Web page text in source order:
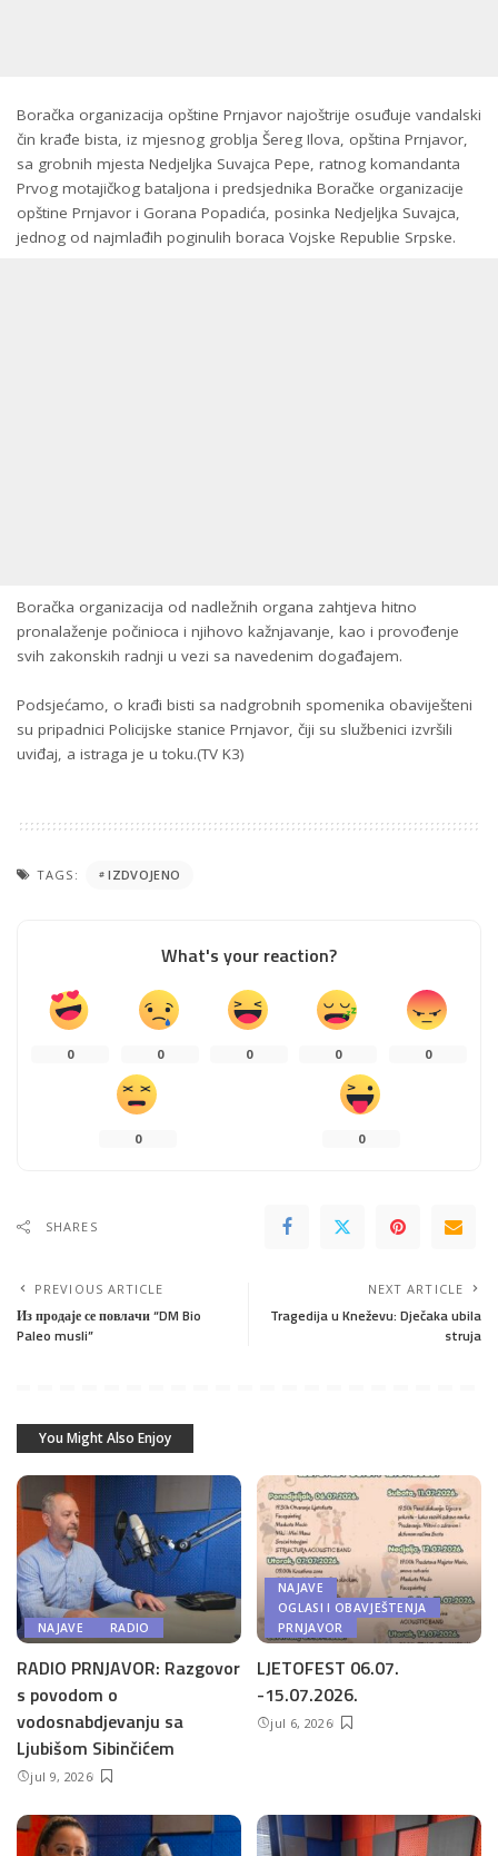
Boračka organizacija opštine Prnjavor najoštrije osuđuje vandalski
čin krađe bista, iz mjesnog groblja Šereg Ilova, opština Prnjavor,
sa grobnih mjesta Nedjeljka Suvajca Pepe, ratnog komandanta
Prvog motajičkog bataljona i predsjednika Boračke organizacije
opštine Prnjavor i Gorana Popadića, posinka Nedjeljka Suvajca,
jednog od najmlađih poginulih boraca Vojske Republie Srpske.
Boračka organizacija od nadležnih organa zahtjeva hitno
pronalaženje počinioca i njihovo kažnjavanje, kao i provođenje
svih zakonskih radnji u vezi sa navedenim događajem.
Podsjećamo, o krađi bisti sa nadgrobnih spomenika obaviješteni
su pripadnici Policijske stanice Prnjavor, čiji su službenici izvršili
uviđaj, a istraga je u toku.(TV K3)
TAGS: IZDVOJENO
What's your reaction?
0 0 0 0 0
0 0
SHARES
PREVIOUS ARTICLE
Из продаје се повлачи “DM Bio
Paleo musli”
NEXT ARTICLE
Tragedija u Kneževu: Dječaka ubila
struja
You Might Also Enjoy
NAJAVE RADIO
RADIO PRNJAVOR: Razgovor
s povodom o
vodosnabdjevanju sa
Ljubišom Sibinčićem
jul 9, 2026
NAJAVE
OGLASI I OBAVJEŠTENJA
PRNJAVOR
LJETOFEST 06.07.
-15.07.2026.
jul 6, 2026